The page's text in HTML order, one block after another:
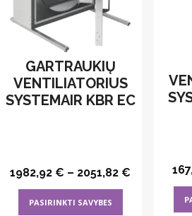
GARTRAUKIŲ
VENTILIATORIUS
SYSTEMAIR KBR EC
1982,92 € – 2051,82 €
PASIRINKTI SAVYBES